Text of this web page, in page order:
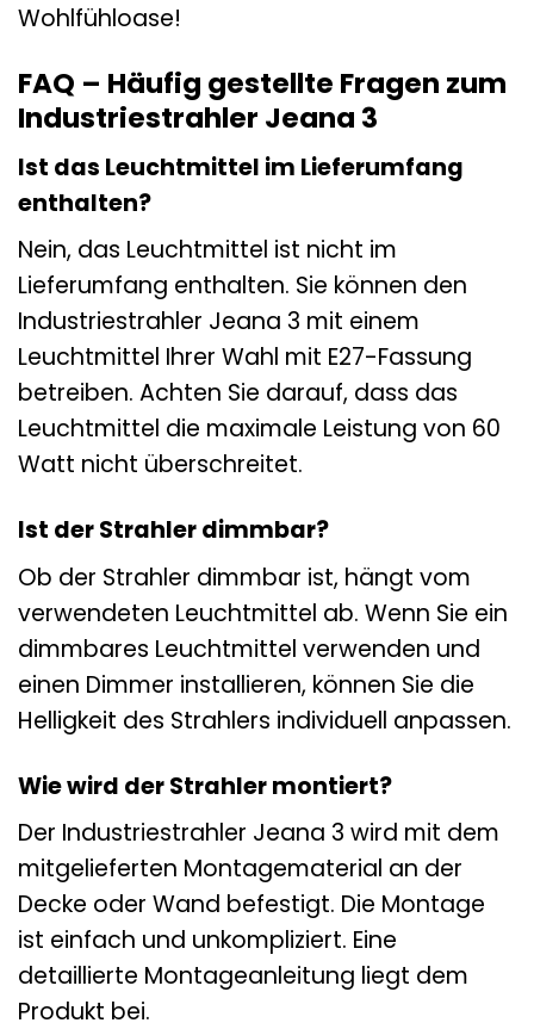
Wohlfühloase!
FAQ – Häufig gestellte Fragen zum
Industriestrahler Jeana 3
Ist das Leuchtmittel im Lieferumfang
enthalten?
Nein, das Leuchtmittel ist nicht im
Lieferumfang enthalten. Sie können den
Industriestrahler Jeana 3 mit einem
Leuchtmittel Ihrer Wahl mit E27-Fassung
betreiben. Achten Sie darauf, dass das
Leuchtmittel die maximale Leistung von 60
Watt nicht überschreitet.
Ist der Strahler dimmbar?
Ob der Strahler dimmbar ist, hängt vom
verwendeten Leuchtmittel ab. Wenn Sie ein
dimmbares Leuchtmittel verwenden und
einen Dimmer installieren, können Sie die
Helligkeit des Strahlers individuell anpassen.
Wie wird der Strahler montiert?
Der Industriestrahler Jeana 3 wird mit dem
mitgelieferten Montagematerial an der
Decke oder Wand befestigt. Die Montage
ist einfach und unkompliziert. Eine
detaillierte Montageanleitung liegt dem
Produkt bei.